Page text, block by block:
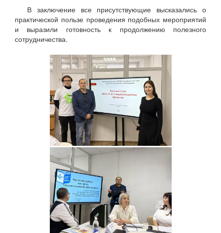
В заключение все присутствующие высказались о
практической пользе проведения подобных мероприятий
и выразили готовность к продолжению полезного
сотрудничества.